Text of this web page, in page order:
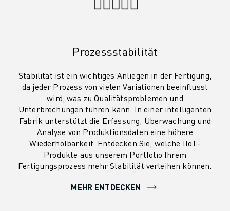
Prozessstabilität
Stabilität ist ein wichtiges Anliegen in der Fertigung,
da jeder Prozess von vielen Variationen beeinflusst
wird, was zu Qualitätsproblemen und
Unterbrechungen führen kann. In einer intelligenten
Fabrik unterstützt die Erfassung, Überwachung und
Analyse von Produktionsdaten eine höhere
Wiederholbarkeit. Entdecken Sie, welche IIoT-
Produkte aus unserem Portfolio Ihrem
Fertigungsprozess mehr Stabilität verleihen können.
MEHR ENTDECKEN